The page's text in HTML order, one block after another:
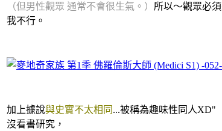
（但男性觀眾 通常不會很生氣。） 所以～觀眾必
我不行。
加上據說與史實不太相同 ...被稱為趣味性同人XD"
沒看書研究，